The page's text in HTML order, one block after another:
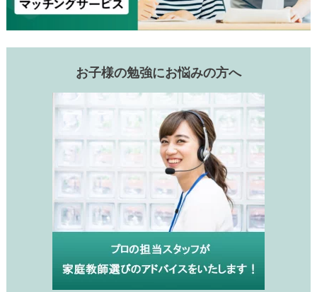
お子様の勉強にお悩みの方へ